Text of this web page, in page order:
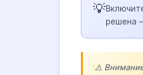
💡
решена
⚠️